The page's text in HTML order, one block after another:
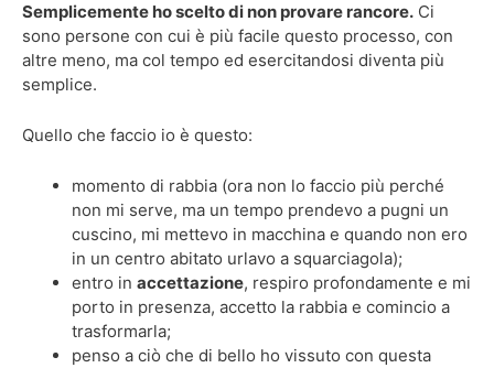
Semplicemente ho scelto di non provare rancore. Ci
sono persone con cui è più facile questo processo, con
altre meno, ma col tempo ed esercitandosi diventa più
semplice.
Quello che faccio io è questo:
momento di rabbia (ora non lo faccio più perché
non mi serve, ma un tempo prendevo a pugni un
cuscino, mi mettevo in macchina e quando non ero
in un centro abitato urlavo a squarciagola);
entro in accettazione, respiro profondamente e mi
porto in presenza, accetto la rabbia e comincio a
trasformarla;
penso a ciò che di bello ho vissuto con questa